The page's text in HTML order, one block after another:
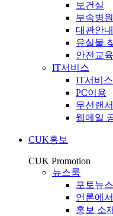
보건실
부속병
대관안내
유실물
안전교
IT서비스
IT서비스
PC이용
무선랜
웹메일
CUK홍보
CUK Promotion
뉴스룸
포토뉴스
언론에
홍보 소